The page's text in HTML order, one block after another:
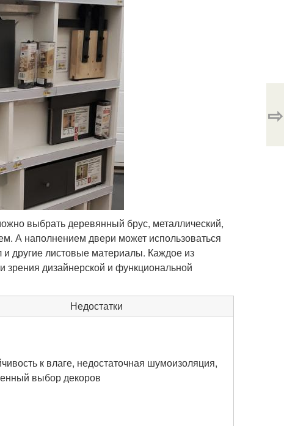
выбрать деревянный брус, металлический,
А наполнением двери может использоваться
другие листовые материалы. Каждое из
зрения дизайнерской и функциональной
Недостатки
к влаге, недостаточная шумоизоляция,
выбор декоров
⇨